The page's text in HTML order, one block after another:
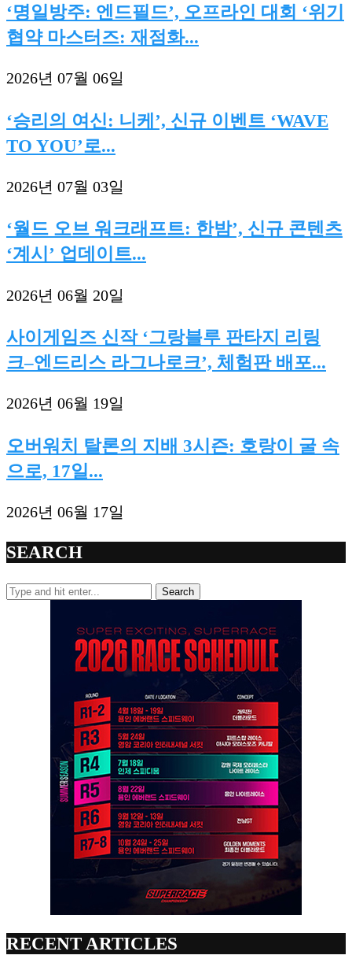
‘명일방주: 엔드필드’, 오프라인 대회 ‘위기
협약 마스터즈: 재점화...
2026년 07월 06일
‘승리의 여신: 니케’, 신규 이벤트 ‘WAVE
TO YOU’로...
2026년 07월 03일
‘월드 오브 워크래프트: 한밤’, 신규 콘텐츠
‘계시’ 업데이트...
2026년 06월 20일
사이게임즈 신작 ‘그랑블루 판타지 리링
크–엔드리스 라그나로크’, 체험판 배포...
2026년 06월 19일
오버워치 탈론의 지배 3시즌: 호랑이 굴 속
으로, 17일...
2026년 06월 17일
SEARCH
Search
RECENT ARTICLES